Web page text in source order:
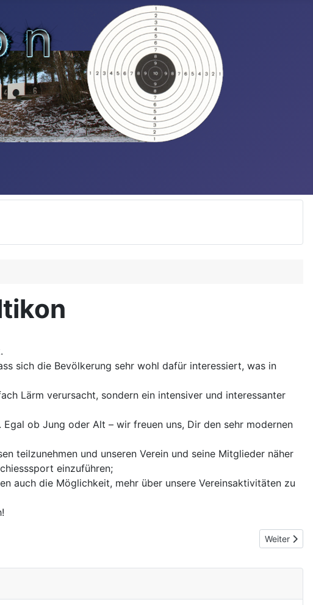
sich die Bevölkerung sehr wohl dafür interessiert, was in
Lärm verursacht, sondern ein intensiver und interessanter
ob Jung oder Alt – wir freuen uns, Dir den sehr modernen
teilzunehmen und unseren Verein und seine Mitglieder näher
einzuführen;
auch die Möglichkeit, mehr über unsere Vereinsaktivitäten zu
Nächster
Weiter